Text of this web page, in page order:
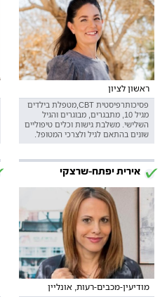
ראשון לציון
פסיכותרפיסטית CBT,מטפלת בילדים
מגיל 10, מתבגרים, מבוגרים והגיל
השלישי. משלבת גישות וכלים טיפוליים
שונים בהתאם לגיל ולצרכי המטופל.
אירית יפתח-שרצקי
מודיעין-מכבים-רעות, אונליין